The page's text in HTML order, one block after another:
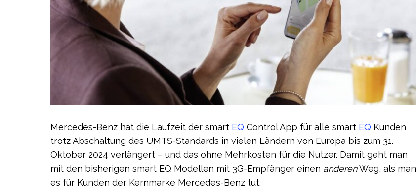
Mercedes-Benz hat die Laufzeit der smart EQ Control App für alle smart EQ Kunden
trotz Abschaltung des UMTS-Standards in vielen Ländern von Europa bis zum 31.
Oktober 2024 verlängert – und das ohne Mehrkosten für die Nutzer. Damit geht man
mit den bisherigen smart EQ Modellen mit 3G-Empfänger einen anderenWeg, als man
es für Kunden der Kernmarke Mercedes-Benz tut.